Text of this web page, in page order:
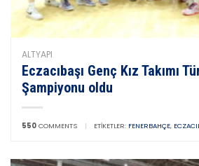
ALTYAPI
Eczacıbaşı Genç Kız Takımı
Şampiyonu oldu
550 COMMENTS | ETIKETLER: FENERBAHÇE,